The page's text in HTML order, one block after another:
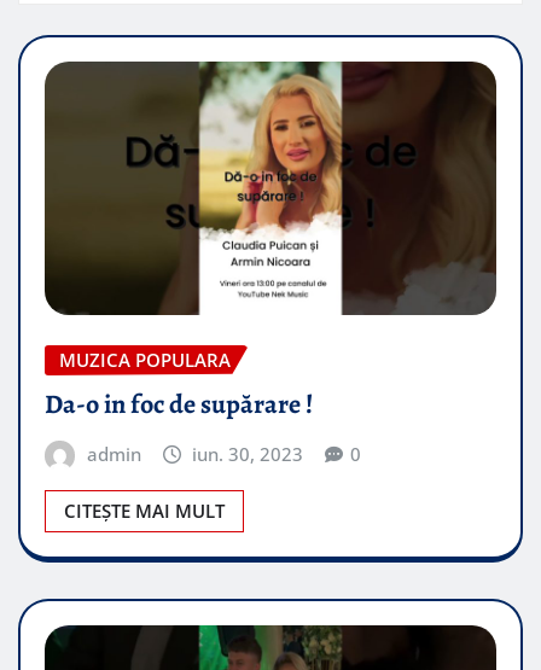
MUZICA POPULARA
Da-o in foc de supărare !
admin iun. 30, 2023 0
CITEȘTE MAI MULT